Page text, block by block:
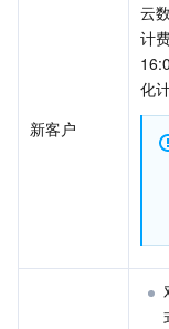
腾讯特效 SDK
腾讯健康组学平
数智医疗影像平
API
开发者工具
腾讯云代码助手
腾讯云可观测平
新客户
云
计
化